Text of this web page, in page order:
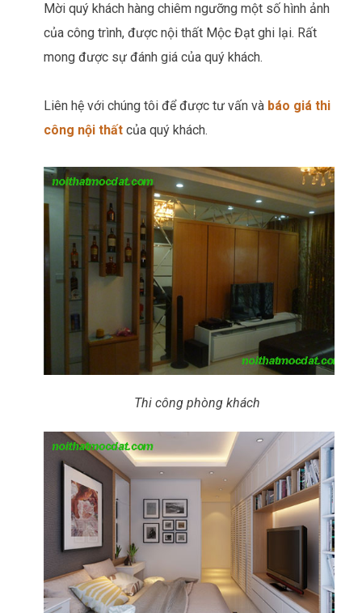
Mời quý khách hàng chiêm ngưỡng một số hình ảnh
của công trình, được nội thất Mộc Đạt ghi lại. Rất
mong được sự đánh giá của quý khách.
Liên hệ với chúng tôi để được tư vấn và báo giá thi
công nội thất của quý khách.
Thi công phòng khách